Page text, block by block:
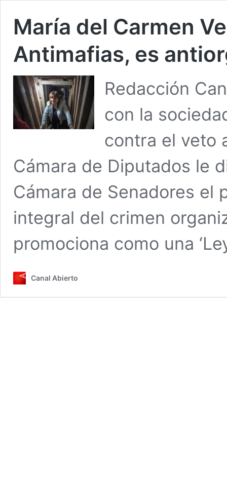
María del Carmen
Antimafias, es
Redacción
con la
contra el veto
Cámara de Diputados le
Cámara de Senadores el
integral del crimen
promociona como una
Canal Abierto